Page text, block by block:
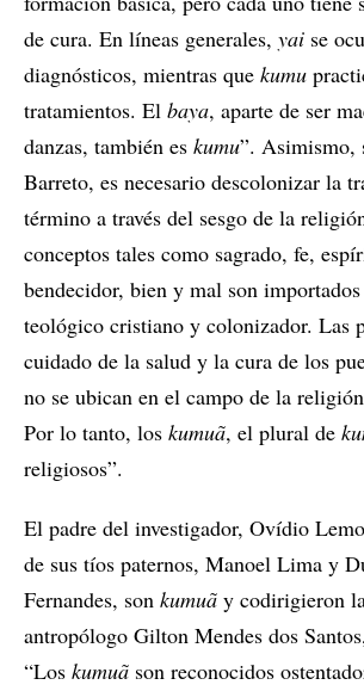
de cura. En líneas generales, yai se
diagnósticos, mientras que kumu
tratamientos. El baya, aparte de ser
danzas, también es kumu”. Asimismo,
Barreto, es necesario descolonizar la
término a través del sesgo de la
conceptos tales como sagrado, fe,
bendecidor, bien y mal son
teológico cristiano y colonizador. Las
cuidado de la salud y la cura de los
no se ubican en el campo de la
Por lo tanto, los kumuã, el plural de
religiosos”.
El padre del investigador, Ovídio
de sus tíos paternos, Manoel Lima y
Fernandes, son kumuã y codirigieron
antropólogo Gilton Mendes dos
“Los kumuã son reconocidos